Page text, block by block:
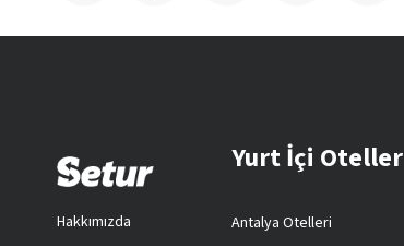
Hakkımızda
Yurt İçi Oteller
Antalya Otelleri